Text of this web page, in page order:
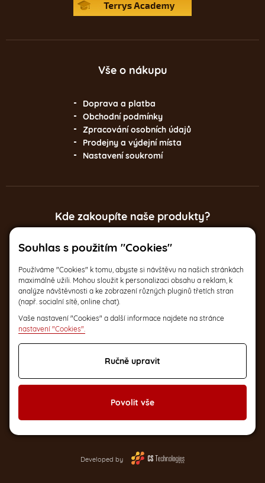
Souhlas s použitím "Cookies"
Používáme "Cookies" k tomu, abyste si návštěvu na našich stránkách
maximálně užili. Mohou sloužit k personalizaci obsahu a reklam, k
analýze návštěvnosti a ke zobrazení různých pluginů třetích stran
(např. socialní sítě, online chat).
Vaše nastavení "Cookies" a další informace najdete na stránce
nastavení "Cookies".
Ručně upravit
Povolit vše
Vše o nákupu
Doprava a platba
Obchodní podmínky
Zpracování osobních údajů
Prodejny a výdejní místa
Nastavení soukromí
Kde zakoupíte naše produkty?
Italská 17, Praha 2
a na dalších
2
Developed by